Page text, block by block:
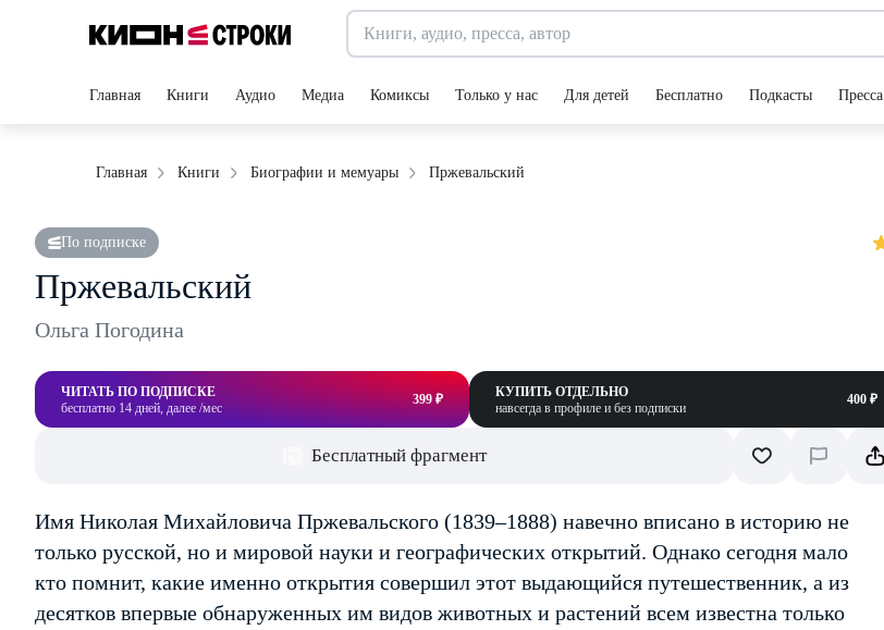
Главная Книги Аудио Медиа Комиксы Только у нас Для детей Бесплатно Подкасты Пресса
Главная Книги Биографии и мемуары Пржевальский
По подписке
Пржевальский
Ольга Погодина
ЧИТАТЬ ПО ПОДПИСКЕ
бесплатно 14 дней, далее /мес
399 ₽
КУПИТЬ ОТДЕЛЬНО
навсегда в профиле и без подписки
400 ₽
Бесплатный фрагмент
Имя Николая Михайловича Пржевальского (1839–1888) навечно вписано в историю не
только русской, но и мировой науки и географических открытий. Однако сегодня мало
кто помнит, какие именно открытия совершил этот выдающийся путешественник, а из
десятков впервые обнаруженных им видов животных и растений всем известна только